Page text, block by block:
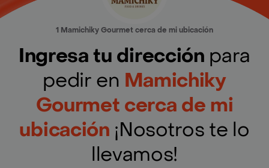
1 Mamichiky Gourmet cerca de mi ubicación
Ingresa tu dirección para
pedir en Mamichiky
Gourmet cerca de mi
ubicación ¡Nosotros te lo
llevamos!